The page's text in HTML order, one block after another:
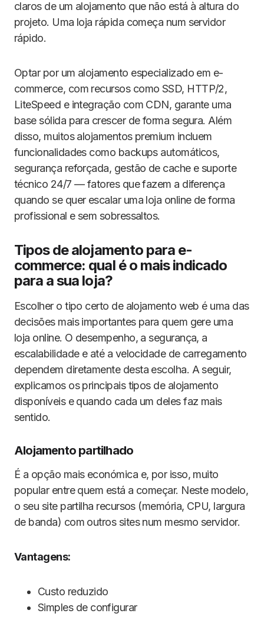
claros de um alojamento que não está à altura do
projeto. Uma loja rápida começa num servidor
rápido.
Optar por um alojamento especializado em e-
commerce, com recursos como SSD, HTTP/2,
LiteSpeed e integração com CDN, garante uma
base sólida para crescer de forma segura. Além
disso, muitos alojamentos premium incluem
funcionalidades como backups automáticos,
segurança reforçada, gestão de cache e suporte
técnico 24/7 — fatores que fazem a diferença
quando se quer escalar uma loja online de forma
profissional e sem sobressaltos.
Tipos de alojamento para e-
commerce: qual é o mais indicado
para a sua loja?
Escolher o tipo certo de alojamento web é uma das
decisões mais importantes para quem gere uma
loja online. O desempenho, a segurança, a
escalabilidade e até a velocidade de carregamento
dependem diretamente desta escolha. A seguir,
explicamos os principais tipos de alojamento
disponíveis e quando cada um deles faz mais
sentido.
Alojamento partilhado
É a opção mais económica e, por isso, muito
popular entre quem está a começar. Neste modelo,
o seu site partilha recursos (memória, CPU, largura
de banda) com outros sites num mesmo servidor.
Vantagens:
Custo reduzido
Simples de configurar